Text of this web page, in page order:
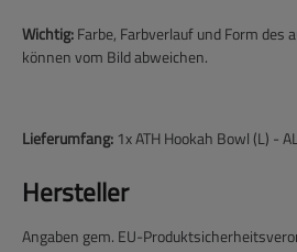
Wichtig:Farbe, Farbverlauf und Form des
können vom Bild abweichen.
Lieferumfang: 1x ATH Hookah Bowl (L) -
Hersteller
Angaben gem. EU-